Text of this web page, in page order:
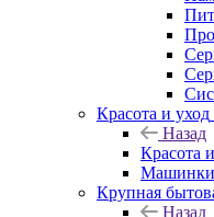
Красота и уход
Назад
Красота
Машинки
Крупная
Назад